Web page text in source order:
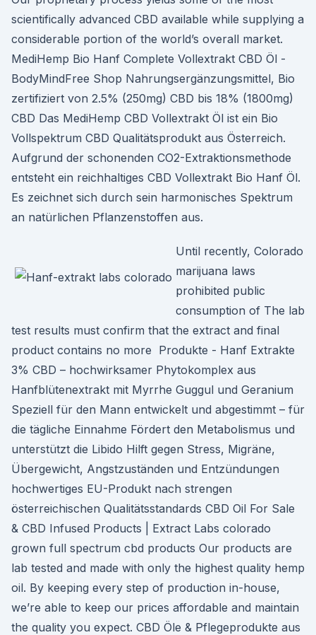
scientifically advanced CBD available while supplying a
considerable portion of the world’s overall market.
MediHemp Bio Hanf Complete Vollextrakt CBD Öl -
BodyMindFree Shop Nahrungsergänzungsmittel, Bio
zertifiziert von 2.5% (250mg) CBD bis 18% (1800mg)
CBD Das MediHemp CBD Vollextrakt Öl ist ein Bio
Vollspektrum CBD Qualitätsprodukt aus Österreich.
Aufgrund der schonenden CO2-Extraktionsmethode
entsteht ein reichhaltiges CBD Vollextrakt Bio Hanf Öl.
Es zeichnet sich durch sein harmonisches Spektrum
an natürlichen Pflanzenstoffen aus.
Until recently, Colorado
marijuana laws
prohibited public
consumption of The lab
test results must confirm that the extract and final
product contains no more Produkte - Hanf Extrakte
3% CBD – hochwirksamer Phytokomplex aus
Hanfblütenextrakt mit Myrrhe Guggul und Geranium
Speziell für den Mann entwickelt und abgestimmt – für
die tägliche Einnahme Fördert den Metabolismus und
unterstützt die Libido Hilft gegen Stress, Migräne,
Übergewicht, Angstzuständen und Entzündungen
hochwertiges EU-Produkt nach strengen
österreichischen Qualitätsstandards CBD Oil For Sale
& CBD Infused Products | Extract Labs colorado
grown full spectrum cbd products Our products are
lab tested and made with only the highest quality hemp
oil. By keeping every step of production in-house,
we’re able to keep our prices affordable and maintain
the quality you expect. CBD Öle & Pflegeprodukte aus